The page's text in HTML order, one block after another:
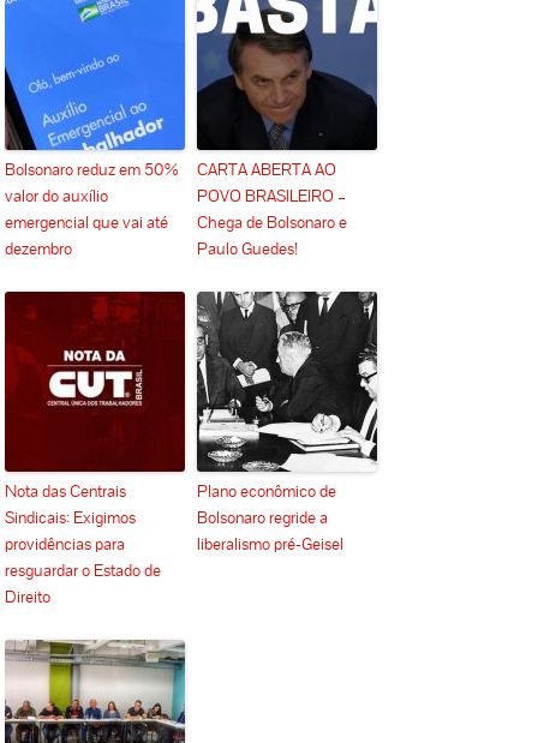
Bolsonaro reduz em 50%
valor do auxílio
emergencial que vai até
dezembro
CARTA ABERTA AO
POVO BRASILEIRO –
Chega de Bolsonaro e
Paulo Guedes!
Nota das Centrais
Sindicais: Exigimos
providências para
resguardar o Estado de
Direito
Plano econômico de
Bolsonaro regride a
liberalismo pré-Geisel